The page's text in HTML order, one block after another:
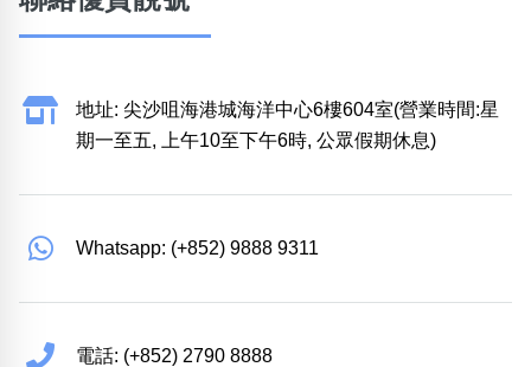
地址: 尖沙咀海港城海洋中心6樓604室(營業時間:星
期一至五, 上午10至下午6時, 公眾假期休息)
Whatsapp: (+852) 9888 9311
電話: (+852) 2790 8888